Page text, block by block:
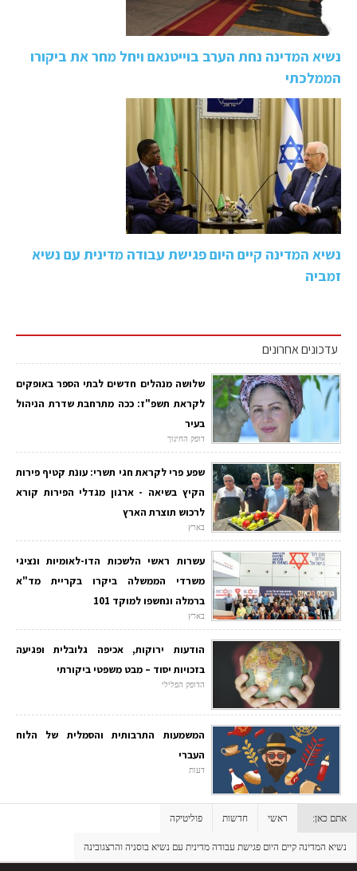
נשיא המדינה נחת הערב בוייטנאם ויחל מחר את ביקורו
הממלכתי
נשיא המדינה קיים היום פגישת עבודה מדינית עם נשיא
זמביה
עדכונים אחרונים
שלושה מנהלים חדשים לבתי הספר באופקים
לקראת תשפ"ז: ככה מתרחבת שדרת הניהול
בעיר
דופק החינוך
שפע פרי לקראת חגי תשרי: עונת קטיף פירות
הקיץ בשיאה - ארגון מגדלי הפירות קורא
לרכוש תוצרת הארץ
בארץ
עשרות ראשי הלשכות הדו-לאומיות ונציגי
משרדי הממשלה ביקרו בקריית מד"א
ברמלה ונחשפו למוקד 101
בארץ
הודעות ירוקות, אכיפה גלובלית ופגיעה
בזכויות יסוד – מבט משפטי ביקורתי
הדופק הפלילי
המשמעות התרבותית והסמלית של הלוח
העברי
דעות
אתם כאן: ראשי חדשות פוליטיקה
נשיא המדינה קיים היום פגישת עבודה מדינית עם נשיא בוסניה והרצגובינה